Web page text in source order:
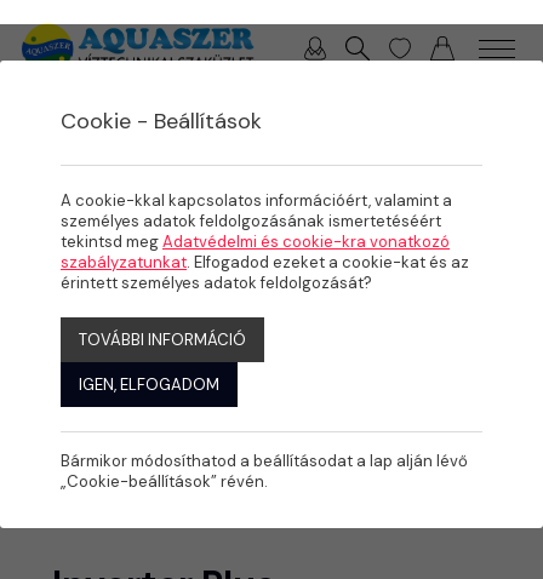
Cookie - Beállítások
A cookie-kkal kapcsolatos információért, valamint a
személyes adatok feldolgozásának ismertetéséért
tekintsd megAdatvédelmi és cookie-kra vonatkozó
szabályzatunkat. Elfogadod ezeket a cookie-kat és az
érintett személyes adatok feldolgozását?
TOVÁBBI INFORMÁCIÓ
IGEN, ELFOGADOM
Bármikor módosíthatod a beállításodat a lap alján lévő
„Cookie-beállítások” révén.